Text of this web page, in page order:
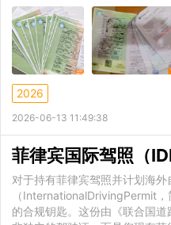
2026
2026-06-13 11:49:38
对于持有菲律宾驾照并计划海
（InternationalDrivingPermit
的合规钥匙。这份由《联合国